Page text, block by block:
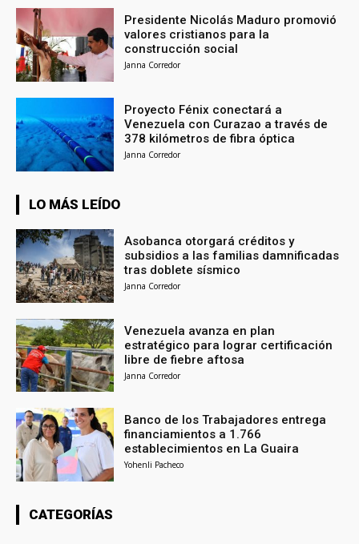
Presidente Nicolás Maduro promovió
valores cristianos para la
construcción social
Janna Corredor
Proyecto Fénix conectará a
Venezuela con Curazao a través de
378 kilómetros de fibra óptica
Janna Corredor
LO MÁS LEÍDO
Asobanca otorgará créditos y
subsidios a las familias damnificadas
tras doblete sísmico
Janna Corredor
Venezuela avanza en plan
estratégico para lograr certificación
libre de fiebre aftosa
Janna Corredor
Banco de los Trabajadores entrega
financiamientos a 1.766
establecimientos en La Guaira
Yohenli Pacheco
CATEGORÍAS